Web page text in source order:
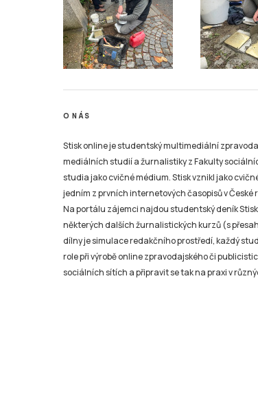
O NÁS
Stisk online je studentský multimediální
mediálních studií a žurnalistiky z Fakulty
studia jako cvičné médium. Stisk vznikl jako
jedním z prvních internetových časopisů v České
Na portálu zájemci najdou studentský deník
některých dalších žurnalistických kurzů (s
dílny je simulace redakčního prostředí, každý
role při výrobě online zpravodajského či
sociálních sítích a připravit se tak na praxi v